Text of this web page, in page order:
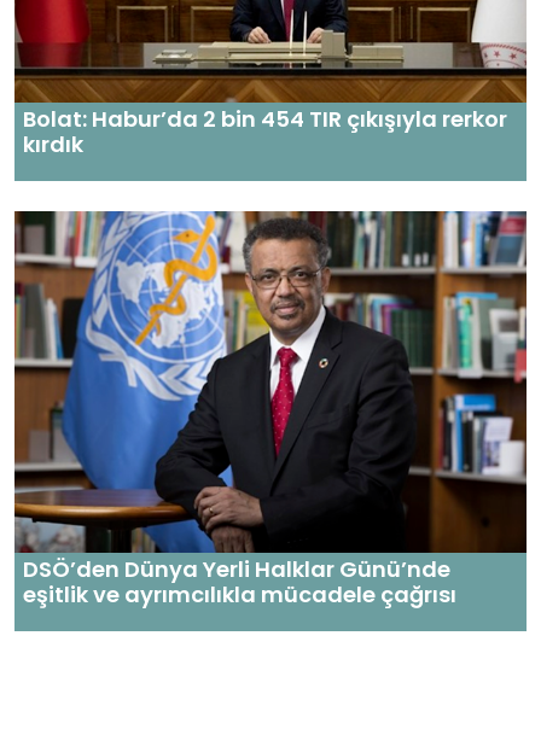
Bolat: Habur’da 2 bin 454 TIR çıkışıyla rerkor
kırdık
DSÖ’den Dünya Yerli Halklar Günü’nde
eşitlik ve ayrımcılıkla mücadele çağrısı